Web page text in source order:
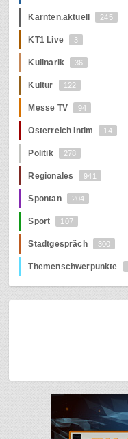
Kärnten.aktuell 245
KT1 Live 3
Kulinarik 36
Kultur 122
Messe TV 94
Österreich Intim 14
Politik 278
Regionales 941
Spontan 204
Sport 107
Stadtgespräch 300
Themenschwerpunkte